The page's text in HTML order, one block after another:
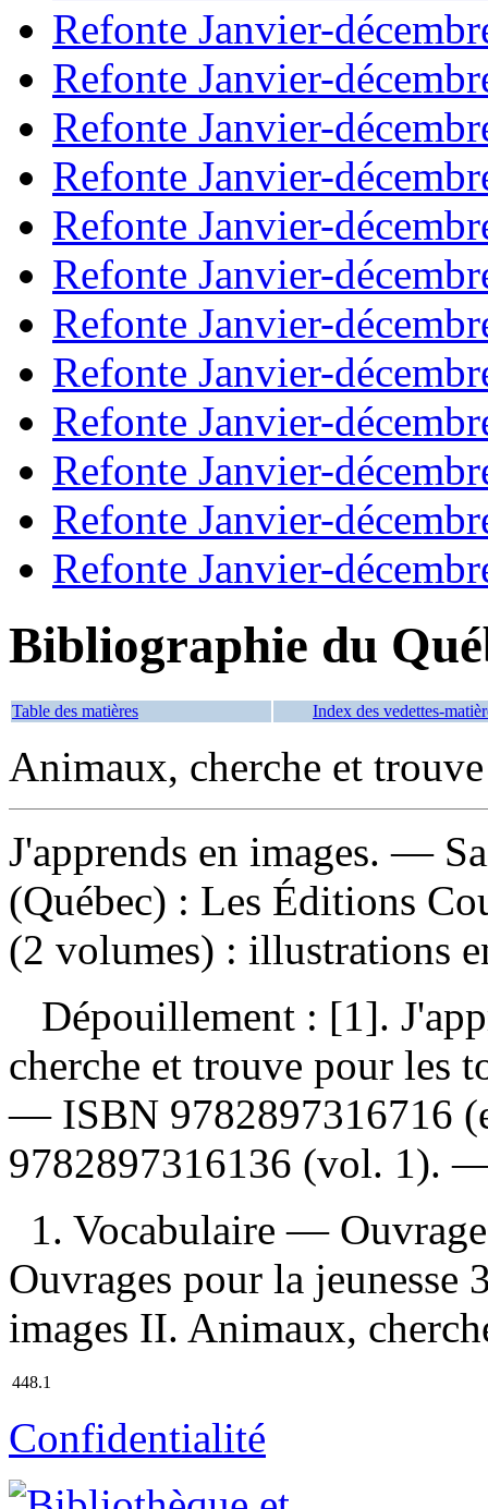
Refonte Janvier-
Refonte Janvier-
Refonte Janvier-
Refonte Janvier-
Refonte Janvier-
Refonte Janvier-
Refonte Janvier-
Refonte Janvier-
Refonte Janvier-
Refonte Janvier-
Refonte Janvier-
Refonte Janvier-
Bibliographie du
Table des matières Index des vedettes-
Animaux, cherche et
J'apprends en images. —
(Québec) : Les Éditions
(2 volumes) : illustrations
Dépouillement : [1].
cherche et trouve pour les
— ISBN 9782897316716
9782897316136 (vol. 1).
1. Vocabulaire —
Ouvrages pour la jeunesse
images II. Animaux,
448.1
Confidentialité